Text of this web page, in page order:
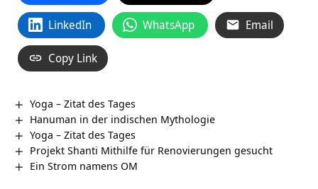
LinkedIn WhatsApp Email
Copy Link
Yoga – Zitat des Tages
Hanuman in der indischen Mythologie
Yoga – Zitat des Tages
Projekt Shanti Mithilfe für Renovierungen gesucht
Ein Strom namens OM